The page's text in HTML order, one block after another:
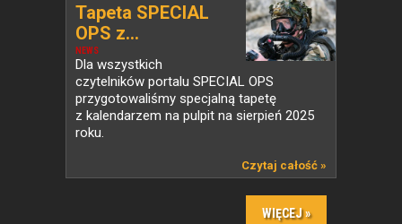
NEWS
Tapeta SPECIAL
OPS z...
Dla wszystkich
czytelników portalu SPECIAL OPS
przygotowaliśmy specjalną tapetę
z kalendarzem na pulpit na sierpień 2025
roku.
Czytaj całość »